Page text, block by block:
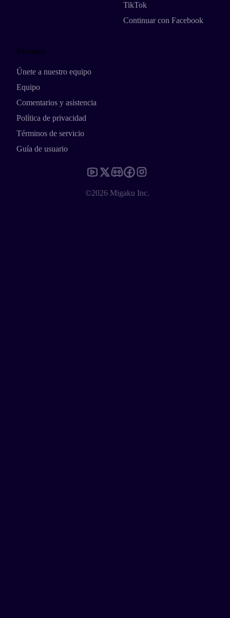
TikTok
Continuar con Facebook
Recursos
Únete a nuestro equipo
Equipo
Comentarios y asistencia
Política de privacidad
Términos de servicio
Guía de usuario
©2026 Migaku Inc.